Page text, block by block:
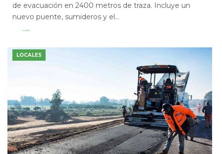
de evacuación en 2400 metros de traza. Incluye un
nuevo puente, sumideros y el...
Leer Más
LOCALES